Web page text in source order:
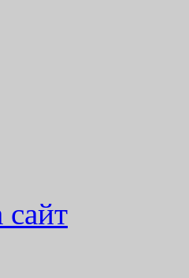
сайт